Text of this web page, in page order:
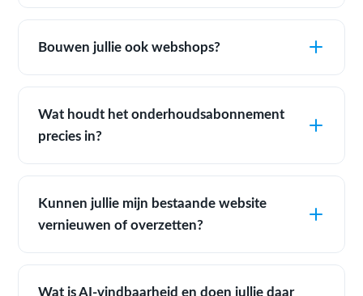
Bouwen jullie ook webshops?
Wat houdt het onderhoudsabonnement
precies in?
Kunnen jullie mijn bestaande website
vernieuwen of overzetten?
Wat is AI-vindbaarheid en doen jullie daar